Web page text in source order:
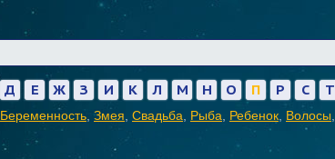
Д Е Ж З И К Л М Н О П Р С Т
Беременность Змея Свадьба Рыба Ребенок Волосы